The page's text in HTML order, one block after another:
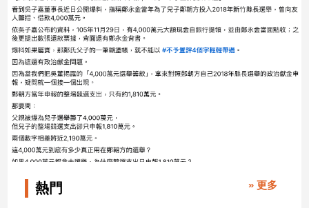
藝
術
／
文
創
／
電
影
推
薦
科
戲
熱門 » 更多